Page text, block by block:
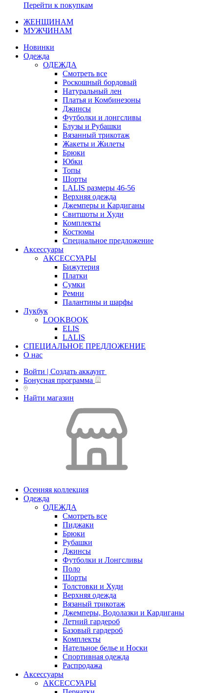
Перейти к покупкам
ЖЕНЩИНАМ
МУЖЧИНАМ
Новинки
Одежда
ОДЕЖДА
Смотреть все
Роскошный бордовый
Натуральный лен
Платья и Комбинезоны
Джинсы
Футболки и лонгсливы
Блузы и Рубашки
Вязанный трикотаж
Жакеты и Жилеты
Брюки
Юбки
Топы
Шорты
LALIS размеры 46-56
Верхняя одежда
Джемперы и Кардиганы
Свитшоты и Худи
Комплекты
Костюмы
Специальное предложение
Аксессуары
АКСЕССУАРЫ
Бижутерия
Платки
Сумки
Ремни
Палантины и шарфы
Лукбук
LOOKBOOK
ELIS
LALIS
СПЕЦИАЛЬНОЕ ПРЕДЛОЖЕНИЕ
О нас
Войти | Создать аккаунт
Бонусная программа
Найти магазин
Осенняя коллекция
Одежда
ОДЕЖДА
Смотреть все
Пиджаки
Брюки
Рубашки
Джинсы
Футболки и Лонгсливы
Поло
Шорты
Толстовки и Худи
Верхняя одежда
Вязаный трикотаж
Джемперы, Водолазки и Кардиганы
Летний гардероб
Базовый гардероб
Комплекты
Нательное белье и Носки
Спортивная одежда
Распродажа
Аксессуары
АКСЕССУАРЫ